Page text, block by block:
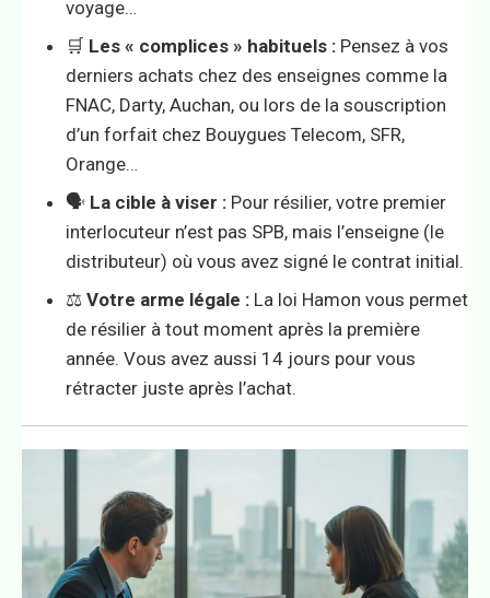
voyage…
🛒 Les « complices » habituels : Pensez à vos
derniers achats chez des enseignes comme la
FNAC, Darty, Auchan, ou lors de la souscription
d’un forfait chez Bouygues Telecom, SFR,
Orange…
🗣️ La cible à viser : Pour résilier, votre premier
interlocuteur n’est pas SPB, mais l’enseigne (le
distributeur) où vous avez signé le contrat initial.
⚖️ Votre arme légale : La loi Hamon vous permet
de résilier à tout moment après la première
année. Vous avez aussi 14 jours pour vous
rétracter juste après l’achat.